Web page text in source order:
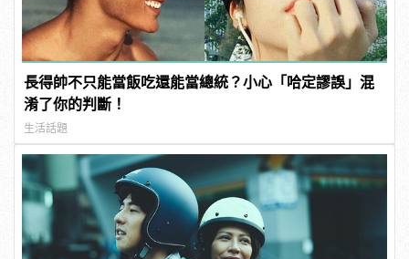
長得帥不只能當飯吃還能當總統？小心「哈定謬誤」混
淆了你的判斷！
生活話題